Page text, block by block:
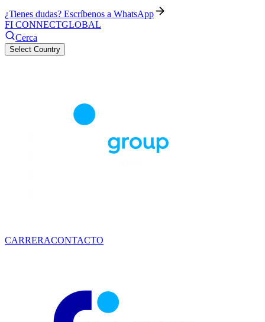
¿Tienes dudas? Escríbenos a WhatsApp
FI CONNECTGLOBAL
Cerca
Select Country
CARRERACONTACTO